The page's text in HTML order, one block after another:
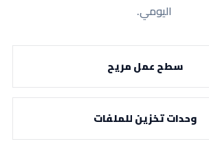
اليومي.
سطح عمل مريح
وحدات تخزين للملفات